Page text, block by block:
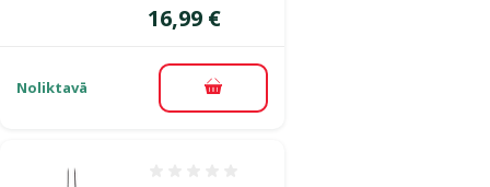
Cena
16,99 €
Noliktavā Pievienot grozam